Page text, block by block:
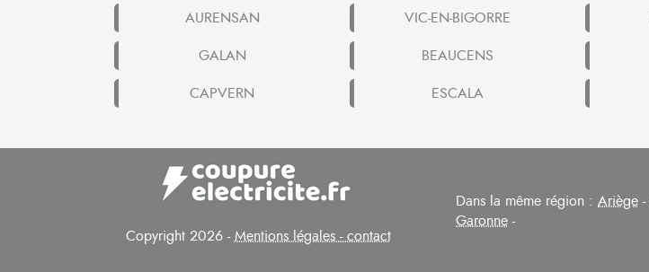
AURENSAN
VIC-EN-BIGORRE
GALAN
BEAUCENS
CAPVERN
ESCALA
Copyright 2026 -Mentions légales - contact
Dans la même région : Ariège -
Garonne -